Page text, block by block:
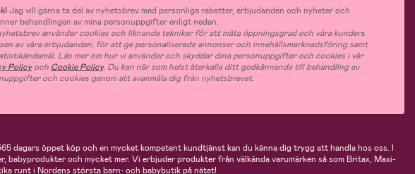
Jag vill gärna ta del av nyhetsbrev med personliga rabatter, erbjudanden och nyheter och
behandlingen av mina personuppgifter enligt nedan.
använder cookies och liknande tekniker för att mäta öppningsgrad och våra kunders
av våra erbjudanden, för att ge personaliserade annonser och innehållsmarknadsföring samt
Läs mer om hur vi använder och skyddar dina personuppgifter och cookies i vår
Policyoch Cookie Policy. Du kan när som helst återkalla ditt godkännande till behandling av
och cookies genom att avanmäla dig från nyhetsbrevet.
dagars öppet köp och en mycket kompetent kundtjänst kan du känna dig trygg att handla hos oss. I
och mycket mer. Vi erbjuder produkter från välkända varumärken så som Britax, Maxi-
runt i Nordens största barn- och babybutik på nätet!